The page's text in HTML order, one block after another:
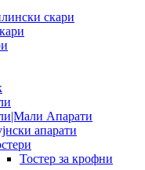
скари
Апарати
апарати
Тостер за крофни